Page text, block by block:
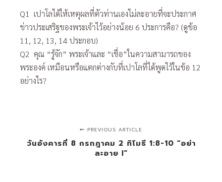
Q1 เปาโลได้ให้เหตุผลที่ตัวท่านเองไม่ละอายที่จะประกาศ
ข่าวประเสริฐของพระเจ้าไว้อย่างน้อย 6 ประการคือ? (ดูข้อ
11, 12, 13, 14 ประกอบ)
Q2 คุณ “รู้จัก” พระเจ้าและ “เชื่อ”ในความสามารถของ
พระองค์ เหมือนหรือแตกต่างกับที่เปาโลที่ได้พูดไว้ในข้อ 12
อย่างไร?
PREVIOUS ARTICLE
วันอังคารที่ 8 กรกฎาคม 2 ทิโมธี 1:8-10 “อย่า
ละอาย I”